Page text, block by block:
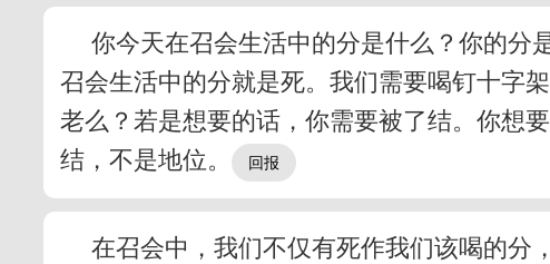
你今天在召会生活中的分是什么？你的分
召会生活中的分就是死。我们需要喝钉十字
老么？若是想要的话，你需要被了结。你想
结，不是地位。
在召会中，我们不仅有死作我们该喝的分